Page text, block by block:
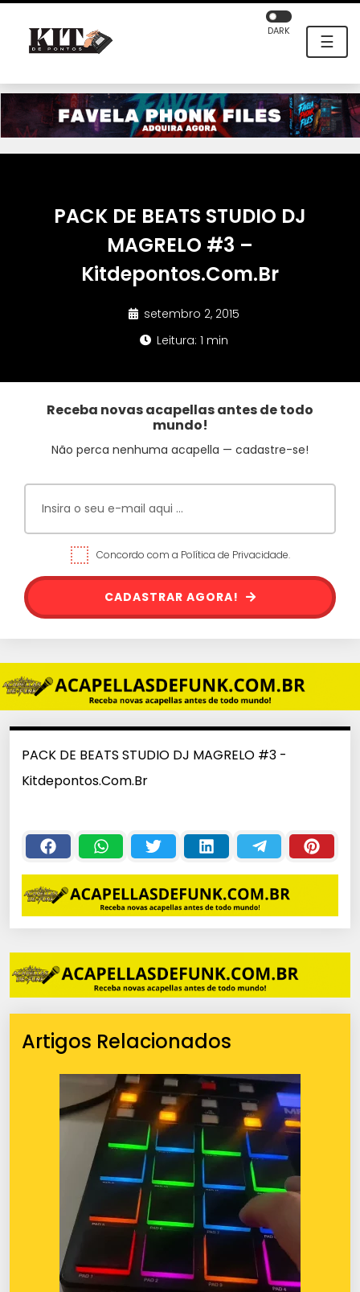
☰
DARK
PACK DE BEATS STUDIO DJ
MAGRELO #3 –
Kitdepontos.Com.Br
setembro 2, 2015
Leitura: 1 min
Receba novas acapellas antes de todo
mundo!
Não perca nenhuma acapella — cadastre-se!
Concordo com a Política de Privacidade.
CADASTRAR AGORA!
PACK DE BEATS STUDIO DJ MAGRELO #3 -
Kitdepontos.Com.Br
Artigos Relacionados